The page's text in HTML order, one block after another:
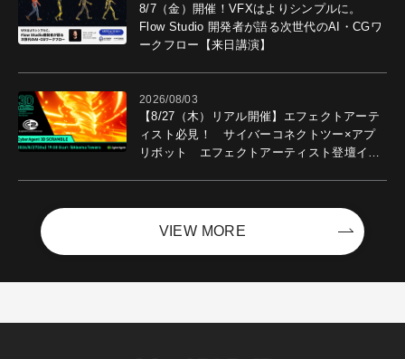
8/7（金）開催！VFXはよりシンプルに。
Flow Studio 開発者が語る次世代のAI・CGワ
ークフロー【来日講演】
2026/08/03
【8/27（木）リアル開催】エフェクトアーテ
ィスト必見！ サイバーコネクトツー×アプ
リボット エフェクトアーティスト登壇イベ
VIEW MORE